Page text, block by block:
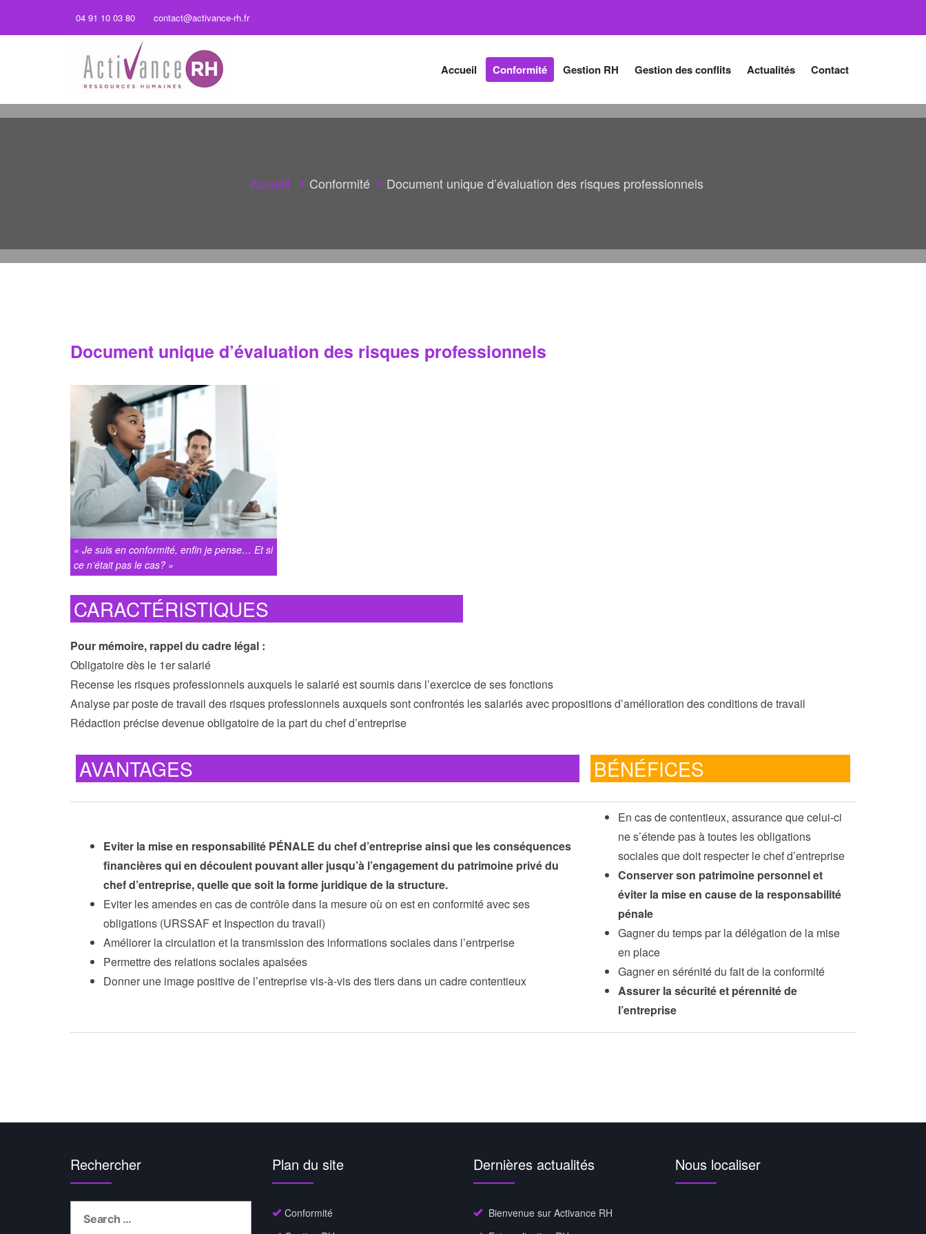
04 91 10 03 80 contact@activance-rh.fr
Accueil Conformité Gestion RH Gestion des conflits Actualités Contact
Accueil Conformité Document unique d’évaluation des risques professionnels
Document unique d’évaluation des risques professionnels
« Je suis en conformité, enfin je pense… Et si
ce n’était pas le cas? »
CARACTÉRISTIQUES
Pour mémoire, rappel du cadre légal :
Obligatoire dès le 1er salarié
Recense les risques professionnels auxquels le salarié est soumis dans l’exercice de ses fonctions
Analyse par poste de travail des risques professionnels auxquels sont confrontés les salariés avec propositions d’amélioration des conditions de travail
Rédaction précise devenue obligatoire de la part du chef d’entreprise
AVANTAGES BÉNÉFICES
Eviter la mise en responsabilité PÉNALE du chef d’entreprise ainsi que les conséquences
financières qui en découlent pouvant aller jusqu’à l’engagement du patrimoine privé du
chef d’entreprise, quelle que soit la forme juridique de la structure.
Eviter les amendes en cas de contrôle dans la mesure où on est en conformité avec ses
obligations (URSSAF et Inspection du travail)
Améliorer la circulation et la transmission des informations sociales dans l’entrperise
Permettre des relations sociales apaisées
Donner une image positive de l’entreprise vis-à-vis des tiers dans un cadre contentieux
En cas de contentieux, assurance que celui-ci
ne s’étende pas à toutes les obligations
sociales que doit respecter le chef d’entreprise
Conserver son patrimoine personnel et
éviter la mise en cause de la responsabilité
pénale
Gagner du temps par la délégation de la mise
en place
Gagner en sérénité du fait de la conformité
Assurer la sécurité et pérennité de
l’entreprise
Rechercher Plan du site
Conformité
Dernières actualités
Bienvenue sur Activance RH
Nous localiser